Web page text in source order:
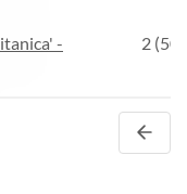
-
2 (50